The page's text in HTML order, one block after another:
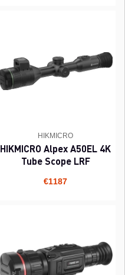
HIKMICRO
HIKMICRO Alpex A50EL 4K
Tube Scope LRF
€1187